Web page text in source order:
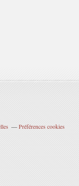
Préférences cookies